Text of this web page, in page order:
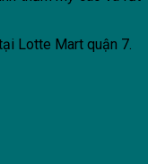
Lotte Mart quận 7.